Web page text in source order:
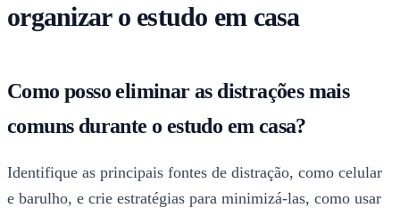
organizar o estudo em casa
Como posso eliminar as distrações mais
comuns durante o estudo em casa?
Identifique as principais fontes de distração, como celular
e barulho, e crie estratégias para minimizá-las, como usar